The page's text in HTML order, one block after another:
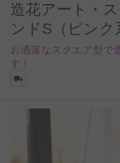
造花アート・
ンドS（ピンク
お洒落なスクエア型で
す！